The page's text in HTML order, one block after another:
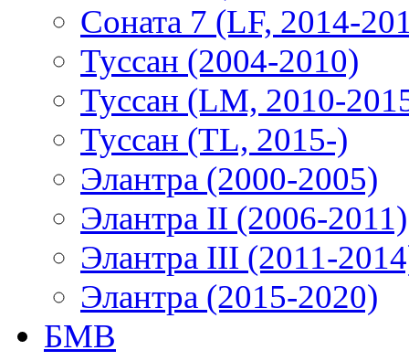
Соната 7 (LF, 2014-
Туссан (2004-2010)
Туссан (LM, 2010-
Туссан (TL, 2015-)
Элантра (2000-2005)
Элантра II (2006-2011)
Элантра III (2011-
Элантра (2015-2020)
БМВ